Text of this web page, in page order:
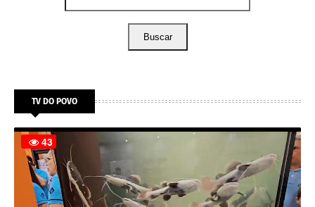
Buscar
TV DO POVO